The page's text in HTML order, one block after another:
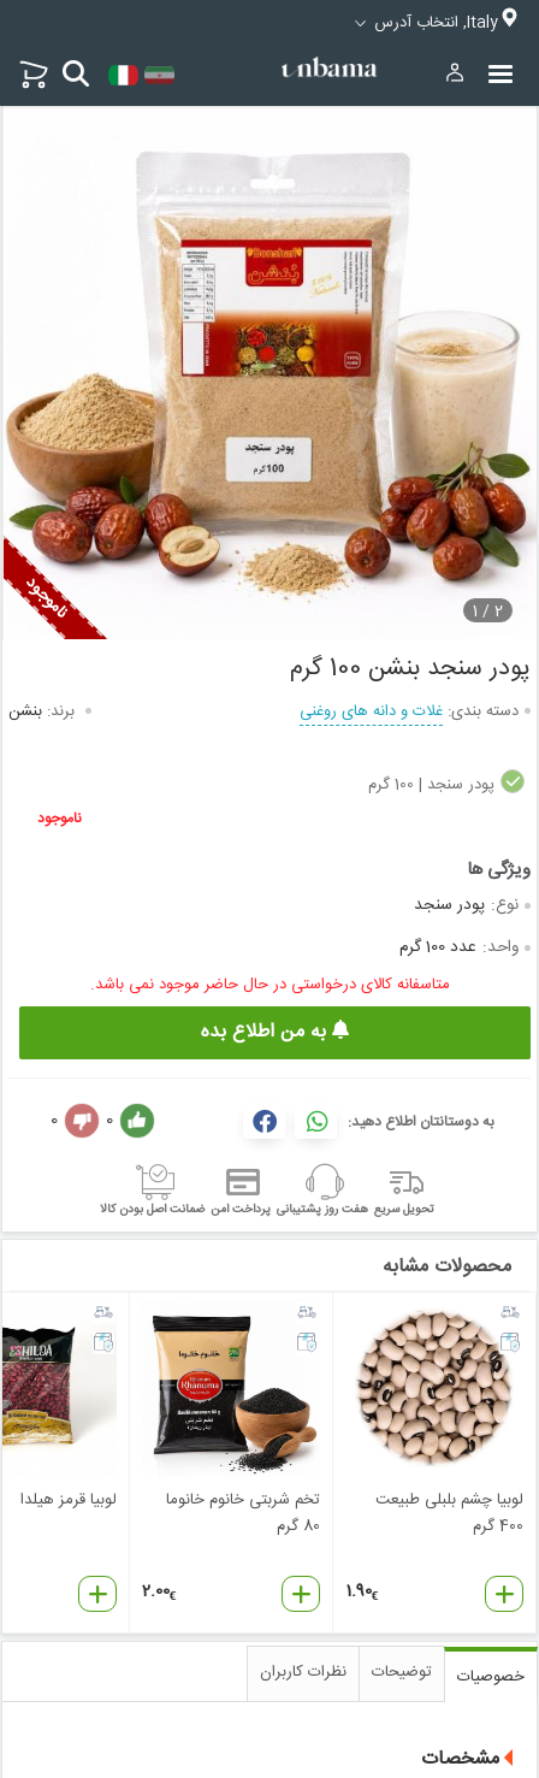
Italy, انتخاب آدرس
2 /
1
پودر سنجد بنشن 100 گرم
دسته بندی: غلات و دانه های روغنی برند: بنشن
پودر سنجد | 100 گرم
ناموجود
نوع: پودر سنجد
واحد: عدد 100 گرم
متاسفانه کالای درخواستی در حال حاضر موجود نمی باشد.
به من اطلاع بده
به دوستانتان اطلاع دهید: 0
0
تحویل سریع هفت روز پشتیبانی پرداخت امن ضمانت اصل بودن کالا
محصولات مشابه
لوبیا چشم بلبلی طبیعت
400 گرم
1.90€
تخم شربتی خانوم خانوما
80 گرم
2.00€
لوبیا قرمز هیلدا
خصوصیات توضیحات نظرات کاربران
مشخصات